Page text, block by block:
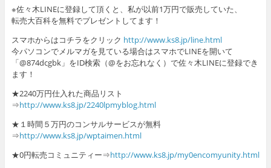
※佐々木LINEに登録して頂くと、私が以前1万円で販売していた、
転売大百科を無料でプレゼントしてます！
スマホからはコチラをクリック http://www.ks8.jp/line.html
今パソコンでメルマガを見ている場合はスマホでLINEを開いて
「@874dcgbk」をID検索（@をお忘れなく）で佐々木LINEに登録でき
ます！
★2240万円仕入れた商品リスト
⇒http://www.ks8.jp/2240lpmyblog.html
★１時間５万円のコンサルサービスが無料
⇒http://www.ks8.jp/wptaimen.html
★0円転売コミュニティー⇒http://www.ks8.jp/my0encomyunity.html